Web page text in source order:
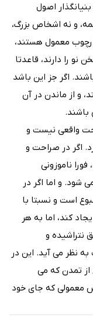
اصول
و نه اشخاص بزرگ،
معمول هستند،
را دارند، قاعدتا
اگر جز این باشد
و از ماندن در آن
باشند.
واقعی نیست و
اگر در صراحت و
ناموزونی
و اما اگر در
است و نسبتا با
کند، اما به هر
نتراشیده و
نظر می آید. این در
تمدن که می
معمولی که جای خود